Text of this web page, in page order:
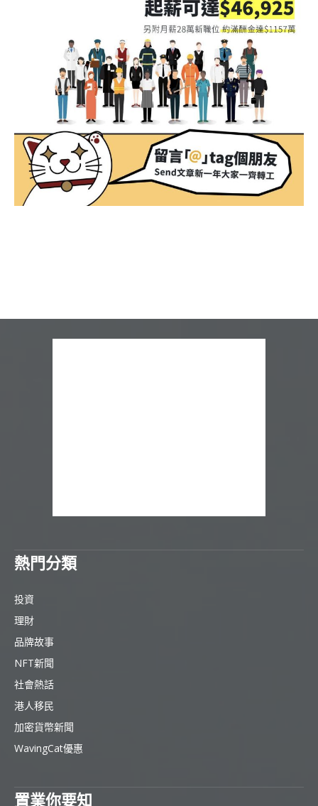
熱門分類
投資
理財
品牌故事
NFT新聞
社會熱話
港人移民
加密貨幣新聞
WavingCat優惠
置業你要知